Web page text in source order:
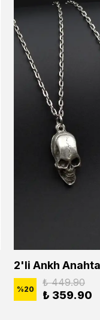
%20
₺ 449.90
₺ 359.90